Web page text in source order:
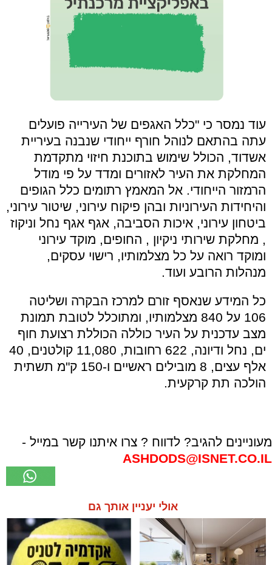
עוד נמסר כי "כלל האגפים של העירייה פועלים
עתה בהתאם לנוהל חורף ייחודי שנבנה בעיריית
אשדוד, הכולל שימוש בתוכנת חיזוי מתקדמת
המחלקת את העיר לאזורים ומדד על פי מודל
הרמזור הייחודי. אל המאמץ רתומים כלל הגופים
והיחידות העירוניות ובהן פיקוח עירוני, שיטור עירוני,
ביטחון עירוני, איכות הסביבה, אגף אגף נחל וניקוז
, מחלקת שירותי ניקיון , החופים, מוקד עירוני
ומוקד רואה על כל מצלמותיו, רישוי עסקים,
מנהלות הרובע ועוד.
כל המידע שנאסף זורם למרכז הבקרה ושליטה
106 על 840 מצלמותיו, ומתוכלל לטובת תמונת
מצב עדכנית על העיר כוללה הכוללת רצועת חוף
ים, נחל ודיונה, 622 רחובות, 11,080 קולטנים, 40
אלף עצים, 8 מובילים ראשיים ו-150 ק"מ תשתית
הולכה תת קרקעית.
מעוניינים להגיב? לדווח ? צרו איתנו קשר במייל -
ASHDODS@ISNET.CO.IL
אולי יעניין אותך גם